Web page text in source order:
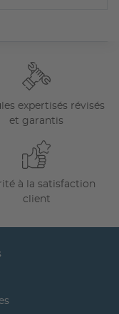
expertisés révisés
et garantis
à la satisfaction
client